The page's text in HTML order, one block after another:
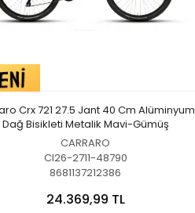
Crx 721 27.5 Jant 40 Cm Alüminyum
Dağ Bisikleti Metalik Mavi-Gümüş
CARRARO
CI26-2711-48790
8681137212386
24.369,99 TL